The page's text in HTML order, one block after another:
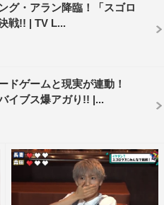
グ・アラン降臨！「スゴロ
戦!! | TV L...
ドゲームと現実が連動！
イブス爆アガり!! |...